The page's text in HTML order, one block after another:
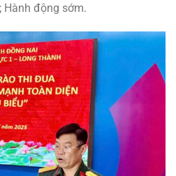
Hành động sớm.